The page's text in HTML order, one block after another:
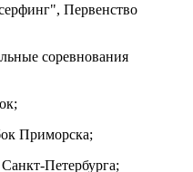
Первенство
соревнования
Приморска;
Петербурга;